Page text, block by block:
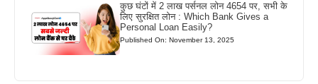
कुछ घंटों में 2 लाख पर्सनल लोन 4654 पर, सभी के
लिए सुरक्षित लोन : Which Bank Gives a
Personal Loan Easily?
Published On: November 13, 2025